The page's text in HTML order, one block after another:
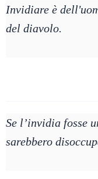
Invidiare è
del diavolo.
Se l’invidia fosse
sarebbero